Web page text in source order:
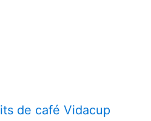
de café Vidacup